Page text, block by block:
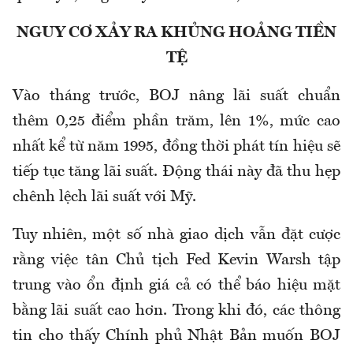
NGUY CƠ XẢY RA KHỦNG HOẢNG TIỀN
TỆ
Vào tháng trước, BOJ nâng lãi suất chuẩn
thêm 0,25 điểm phần trăm, lên 1%, mức cao
nhất kể từ năm 1995, đồng thời phát tín hiệu sẽ
tiếp tục tăng lãi suất. Động thái này đã thu hẹp
chênh lệch lãi suất với Mỹ.
Tuy nhiên, một số nhà giao dịch vẫn đặt cược
rằng việc tân Chủ tịch Fed Kevin Warsh tập
trung vào ổn định giá cả có thể báo hiệu mặt
bằng lãi suất cao hơn. Trong khi đó, các thông
tin cho thấy Chính phủ Nhật Bản muốn BOJ